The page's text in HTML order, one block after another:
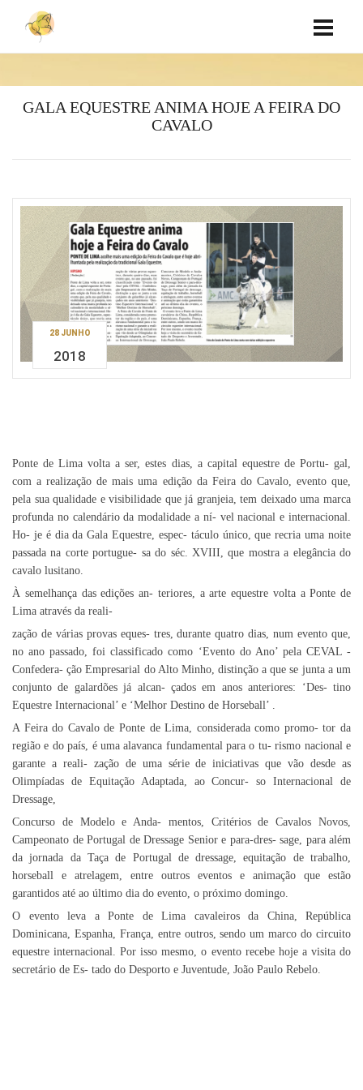
GALA EQUESTRE ANIMA HOJE A FEIRA DO
CAVALO
28 JUNHO
2018
Ponte de Lima volta a ser, estes dias, a capital equestre de Portu- gal,
com a realização de mais uma edição da Feira do Cavalo, evento que,
pela sua qualidade e visibilidade que já granjeia, tem deixado uma marca
profunda no calendário da modalidade a ní- vel nacional e internacional.
Ho- je é dia da Gala Equestre, espec- táculo único, que recria uma noite
passada na corte portugue- sa do séc. XVIII, que mostra a elegância do
cavalo lusitano.
À semelhança das edições an- teriores, a arte equestre volta a Ponte de
Lima através da reali-
zação de várias provas eques- tres, durante quatro dias, num evento que,
no ano passado, foi classificado como ‘Evento do Ano’ pela CEVAL -
Confedera- ção Empresarial do Alto Minho, distinção a que se junta a um
conjunto de galardões já alcan- çados em anos anteriores: ‘Des- tino
Equestre Internacional’ e ‘Melhor Destino de Horseball’ .
A Feira do Cavalo de Ponte de Lima, considerada como promo- tor da
região e do país, é uma alavanca fundamental para o tu- rismo nacional e
garante a reali- zação de uma série de iniciativas que vão desde as
Olimpíadas de Equitação Adaptada, ao Concur- so Internacional de
Dressage,
Concurso de Modelo e Anda- mentos, Critérios de Cavalos Novos,
Campeonato de Portugal de Dressage Senior e para-dres- sage, para além
da jornada da Taça de Portugal de dressage, equitação de trabalho,
horseball e atrelagem, entre outros eventos e animação que estão
garantidos até ao último dia do evento, o próximo domingo.
O evento leva a Ponte de Lima cavaleiros da China, República
Dominicana, Espanha, França, entre outros, sendo um marco do circuito
equestre internacional. Por isso mesmo, o evento recebe hoje a visita do
secretário de Es- tado do Desporto e Juventude, João Paulo Rebelo.